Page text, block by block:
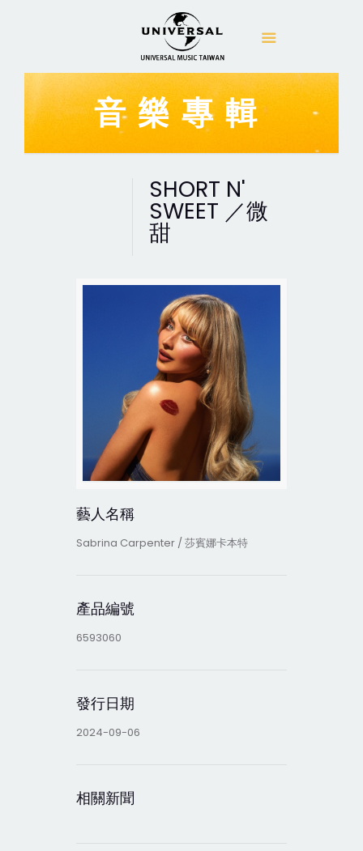
音樂專輯
SHORT N'
SWEET ／微
甜
藝人名稱
Sabrina Carpenter / 莎賓娜卡本特
產品編號
6593060
發行日期
2024-09-06
相關新聞